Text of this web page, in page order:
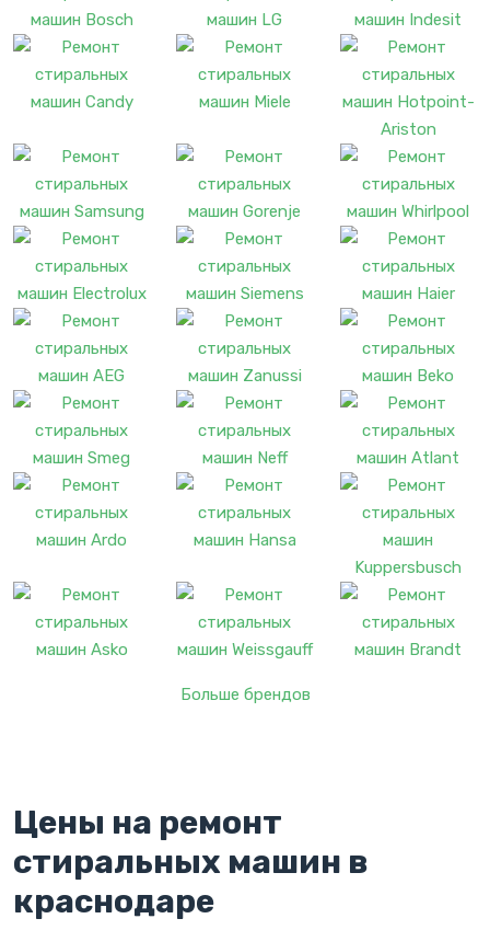
Больше брендов
Цены на ремонт
стиральных машин в
краснодаре